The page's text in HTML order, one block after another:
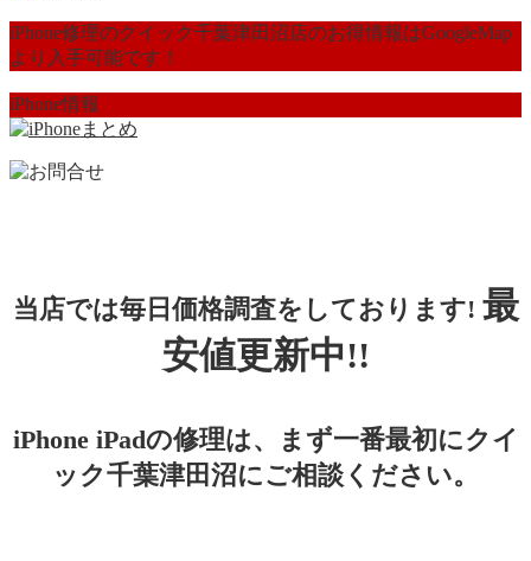
iPhone修理のクイック千葉津田沼店のお得情報はGoogleMap
より入手可能です！
iPhone情報
当店では毎日価格調査をしております! 最
安値更新中!!
iPhone iPadの修理は、まず一番最初にクイ
ック千葉津田沼にご相談ください。